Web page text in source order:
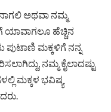
ಅಥವಾ ನಮ್ಮ
ಯಾವಾಗಲೂ ಹೆಚ್ಚಿನ
ಪುಟಾಣಿ ಮಕ್ಕಳಿಗೆ ನನ್ನ
ನಮ್ಮ ಕೈಲಾದಷ್ಟು
ಮಕ್ಕಳ ಭವಿಷ್ಯ